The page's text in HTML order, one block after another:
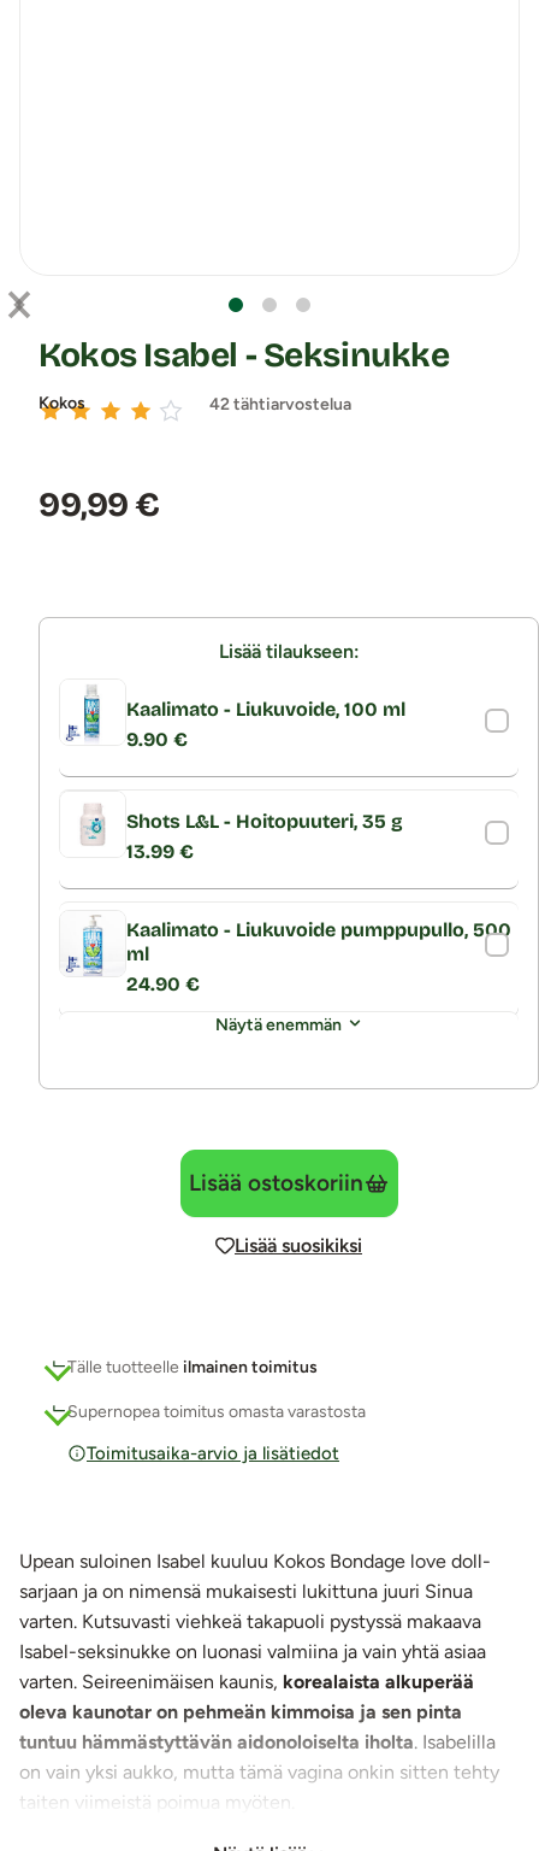
Kokos
Kokos Isabel - Seksinukke
42 tähtiarvostelua
Hinta:
99,99 €
Lisää tilaukseen:
Kaalimato - Liukuvoide, 100 ml
9.90 €
Shots L&L - Hoitopuuteri, 35 g
13.99 €
Kaalimato - Liukuvoide pumppupullo, 500
ml
24.90 €
Näytä enemmän
Lisää ostoskoriin
Lisää suosikiksi
Tälle tuotteelle ilmainen toimitus
Supernopea toimitus omasta varastosta
Toimitusaika-arvio ja lisätiedot
Upean suloinen Isabel kuuluu Kokos Bondage love doll-
sarjaan ja on nimensä mukaisesti lukittuna juuri Sinua
varten. Kutsuvasti viehkeä takapuoli pystyssä makaava
Isabel-seksinukke on luonasi valmiina ja vain yhtä asiaa
varten. Seireenimäisen kaunis, korealaista alkuperää
oleva kaunotar on pehmeän kimmoisa ja sen pinta
tuntuu hämmästyttävän aidonoloiselta iholta. Isabelilla
on vain yksi aukko, mutta tämä vagina onkin sitten tehty
taiten viimeistä poimua myöten.